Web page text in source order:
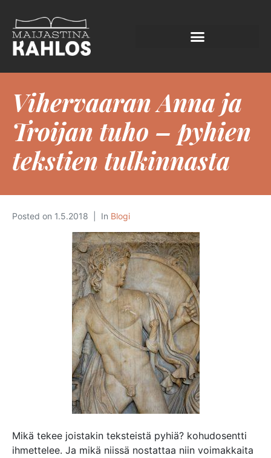
Vihervaaran Anna ja
Troijan tuho – pyhien
tekstien tulkinnasta
Posted on 1.5.2018 In Blogi
Mikä tekee joistakin teksteistä pyhiä? kohudosentti
ihmettelee. Ja mikä niissä nostattaa niin voimakkaita